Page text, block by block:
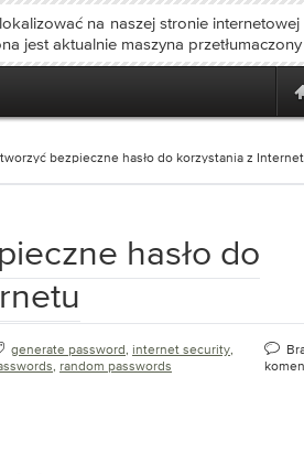
na naszej stronie
jest aktualnie maszyna
bezpieczne hasło do korzystania z
hasło do
generate password, internet security,
, random passwords